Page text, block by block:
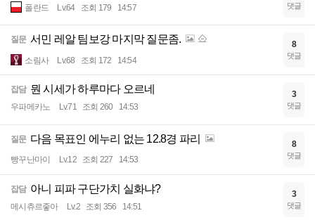
폴란드 Lv.64 조회 179 14:57 댓글
질문 서민 레알 팀보강 마지막 질문좀.
소림사 Lv.68 조회 172 14:54
8
댓글
잡담 뭔 시세가 하루마다 오르네
우파메카노 Lv.71 조회 260 14:53
3
댓글
질문 다음 목표인 에누리 없는 12.8경 파리
빵꾸난마이 Lv.12 조회 227 14:53
8
댓글
잡담 아니 피파 구단가치 실화냐?
메시츄르좋아 Lv.2 조회 356 14:51
3
댓글